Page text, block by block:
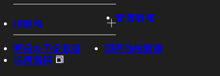
IR情報 新着情報
明日の予定数量
卸売価格情報
採用情報